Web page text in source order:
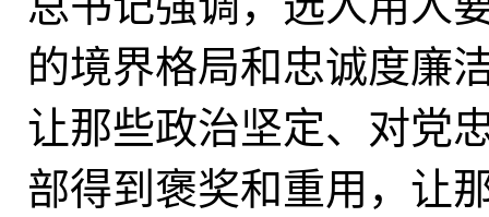
的境界格局和忠诚度廉
让那些政治坚定、对党
部得到褒奖和重用，让